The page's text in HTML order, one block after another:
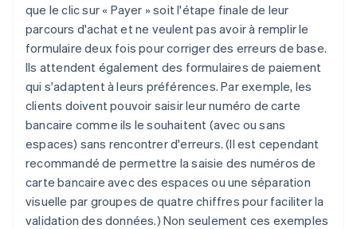
que le clic sur « Payer » soit l'étape finale de leur
parcours d'achat et ne veulent pas avoir à remplir le
formulaire deux fois pour corriger des erreurs de base.
Ils attendent également des formulaires de paiement
qui s'adaptent à leurs préférences. Par exemple, les
clients doivent pouvoir saisir leur numéro de carte
bancaire comme ils le souhaitent (avec ou sans
espaces) sans rencontrer d'erreurs. (Il est cependant
recommandé de permettre la saisie des numéros de
carte bancaire avec des espaces ou une séparation
visuelle par groupes de quatre chiffres pour faciliter la
validation des données.) Non seulement ces exemples